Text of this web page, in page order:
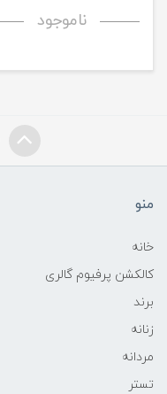
ناموجود
منو
خانه
کالکشن پرفیوم گالری
برند
زنانه
مردانه
تستر